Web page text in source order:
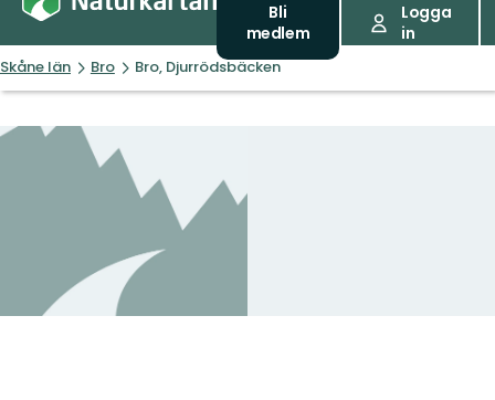
Bli
medlem
Logga
in
Skåne län Bro Bro, Djurrödsbäcken